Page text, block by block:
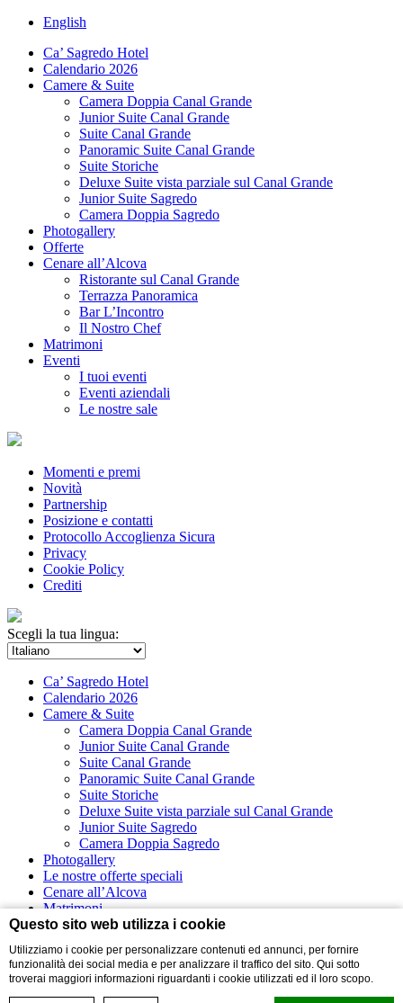
Questo sito web utilizza i cookie
Utilizziamo i cookie per personalizzare contenuti ed annunci, per fornire
funzionalità dei social media e per analizzare il traffico del sito. Qui sotto
troverai maggiori informazioni riguardanti i cookie utilizzati ed il loro scopo.
English
Ca’ Sagredo Hotel
Calendario 2026
Camere & Suite
Camera Doppia Canal Grande
Junior Suite Canal Grande
Suite Canal Grande
Panoramic Suite Canal Grande
Suite Storiche
Deluxe Suite vista parziale sul Canal Grande
Junior Suite Sagredo
Camera Doppia Sagredo
Photogallery
Offerte
Cenare all’Alcova
Ristorante sul Canal Grande
Terrazza Panoramica
Bar L’Incontro
Il Nostro Chef
Matrimoni
Eventi
I tuoi eventi
Eventi aziendali
Le nostre sale
Momenti e premi
Novità
Partnership
Posizione e contatti
Protocollo Accoglienza Sicura
Privacy
Cookie Policy
Crediti
Scegli la tua lingua:
Ca’ Sagredo Hotel
Calendario 2026
Camere & Suite
Camera Doppia Canal Grande
Junior Suite Canal Grande
Suite Canal Grande
Panoramic Suite Canal Grande
Suite Storiche
Deluxe Suite vista parziale sul Canal Grande
Junior Suite Sagredo
Camera Doppia Sagredo
Photogallery
Le nostre offerte speciali
Cenare all’Alcova
Matrimoni
Eventi
Virtual tour
Campo Santa Sofia 4198/99 - Ca’ D’Oro
30121 Venezia
Telefono +39 0412413111